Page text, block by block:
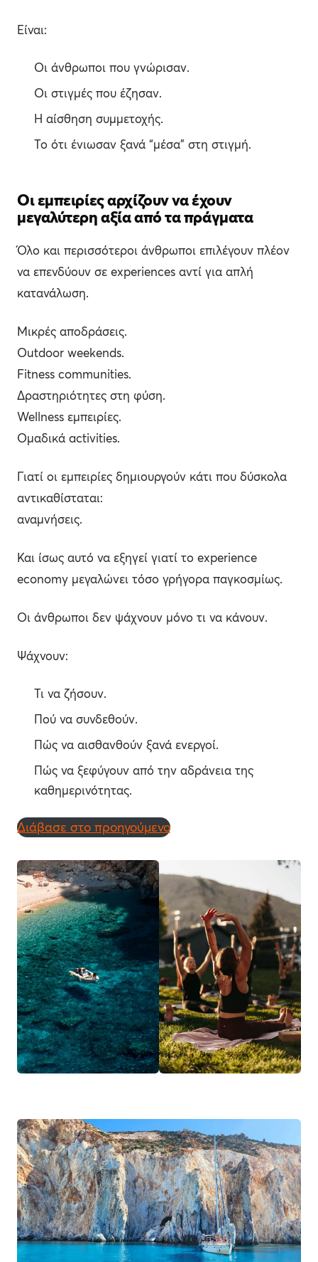
Είναι:
Οι άνθρωποι που γνώρισαν.
Οι στιγμές που έζησαν.
Η αίσθηση συμμετοχής.
Το ότι ένιωσαν ξανά “μέσα” στη στιγμή.
Οι εμπειρίες αρχίζουν να έχουν
μεγαλύτερη αξία από τα πράγματα
Όλο και περισσότεροι άνθρωποι επιλέγουν πλέον
να επενδύουν σε experiences αντί για απλή
κατανάλωση.
Μικρές αποδράσεις.
Outdoor weekends.
Fitness communities.
Δραστηριότητες στη φύση.
Wellness εμπειρίες.
Ομαδικά activities.
Γιατί οι εμπειρίες δημιουργούν κάτι που δύσκολα
αντικαθίσταται:
αναμνήσεις.
Και ίσως αυτό να εξηγεί γιατί το experience
economy μεγαλώνει τόσο γρήγορα παγκοσμίως.
Οι άνθρωποι δεν ψάχνουν μόνο τι να κάνουν.
Ψάχνουν:
Τι να ζήσουν.
Πού να συνδεθούν.
Πώς να αισθανθούν ξανά ενεργοί.
Πώς να ξεφύγουν από την αδράνεια της
καθημερινότητας.
Διάβασε στο προηγούμενο